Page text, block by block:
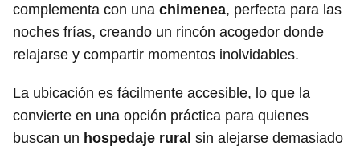
complementa con una chimenea, perfecta para las
noches frías, creando un rincón acogedor donde
relajarse y compartir momentos inolvidables.
La ubicación es fácilmente accesible, lo que la
convierte en una opción práctica para quienes
buscan un hospedaje rural sin alejarse demasiado